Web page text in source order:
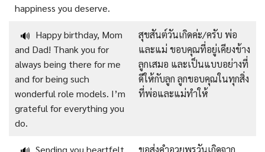
happiness you deserve.
🔊 Happy birthday, Mom
and Dad! Thank you for
always being there for me
and for being such
wonderful role models. I’m
grateful for everything you
do.
สุขสันต์วันเกิดค่ะ/ครับ พ่อ
และแม่ ขอบคุณที่อยู่เคียงข้าง
ลูกเสมอ และเป็นแบบอย่างที่
ดีให้กับลูก ลูกขอบคุณในทุกสิ่ง
ที่พ่อและแม่ทำให้
Sending you heartfelt
ขอส่งคำอวยพรวันเกิดจาก